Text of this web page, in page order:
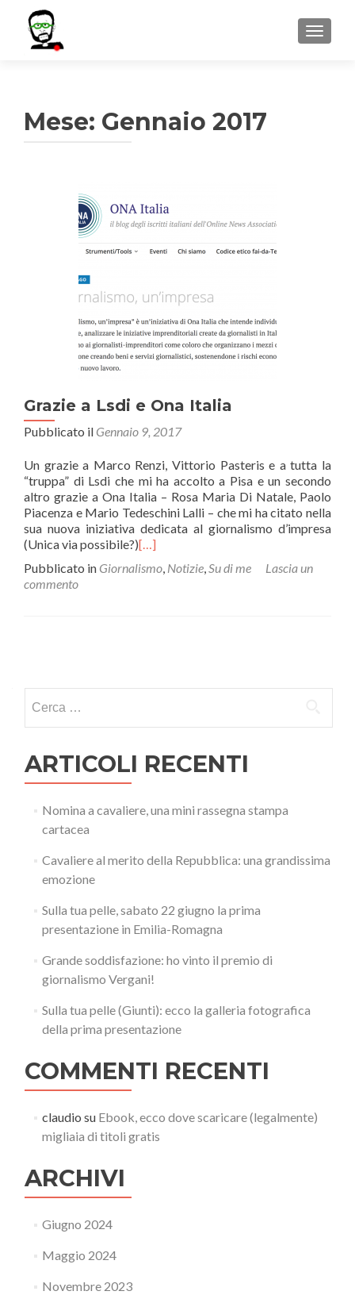
Mese: Gennaio 2017
Grazie a Lsdi e Ona Italia
Pubblicato il Gennaio 9, 2017
Un grazie a Marco Renzi, Vittorio Pasteris e a tutta la
“truppa” di Lsdi che mi ha accolto a Pisa e un secondo
altro grazie a Ona Italia – Rosa Maria Di Natale, Paolo
Piacenza e Mario Tedeschini Lalli – che mi ha citato nella
sua nuova iniziativa dedicata al giornalismo d’impresa
(Unica via possibile?)[…]
Pubblicato in Giornalismo, Notizie,Su di me
Lascia un
commento
articoli
per:
ARTICOLI RECENTI
Nomina a cavaliere, una mini rassegna stampa
cartacea
Cavaliere al merito della Repubblica: una grandissima
emozione
Sulla tua pelle, sabato 22 giugno la prima
presentazione in Emilia-Romagna
Grande soddisfazione: ho vinto il premio di
giornalismo Vergani!
Sulla tua pelle (Giunti): ecco la galleria fotografica
della prima presentazione
COMMENTI RECENTI
claudio su Ebook, ecco dove scaricare (legalmente)
migliaia di titoli gratis
ARCHIVI
Giugno 2024
Maggio 2024
Novembre 2023